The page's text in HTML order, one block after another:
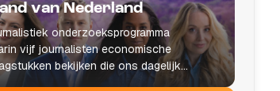
van Nederland
onderzoeksprogramma
vijf journalisten economische
bekijken die ons dagelijks
raken.